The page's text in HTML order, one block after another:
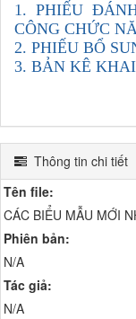
1. PHIẾU
CÔNG CHỨC
2. PHIẾU BỔ
3. BẢN KÊ
Thông tin chi tiết
Tên file:
CÁC BIỂU MẪU MỚI
Phiên bản:
N/A
Tác giả:
N/A